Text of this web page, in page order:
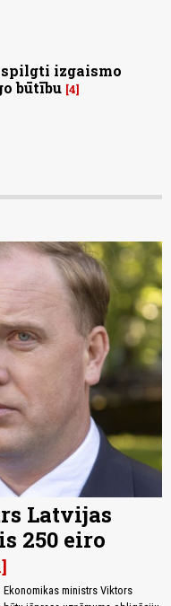
spilgti izgaismo
būtību 4
Latvijas
250 eiro
Ekonomikas ministrs Viktors